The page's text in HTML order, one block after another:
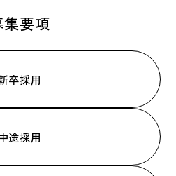
集要項
卒採用
途採用